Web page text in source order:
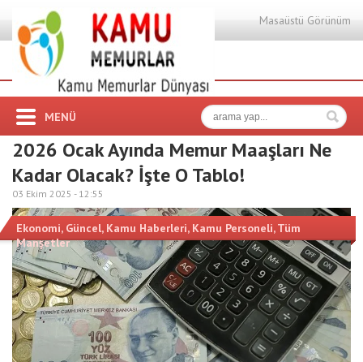
Masaüstü Görünüm
MENÜ
2026 Ocak Ayında Memur Maaşları Ne
Kadar Olacak? İşte O Tablo!
03 Ekim 2025 - 12:55
Ekonomi, Güncel, Kamu Haberleri, Kamu Personeli,Tüm
Manşetler